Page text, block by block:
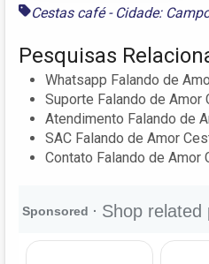
Cestas café - Cidade:
Pesquisas
Whatsapp Falando de
Suporte Falando de Amor
Atendimento Falando de
SAC Falando de Amor
Contato Falando de Amor